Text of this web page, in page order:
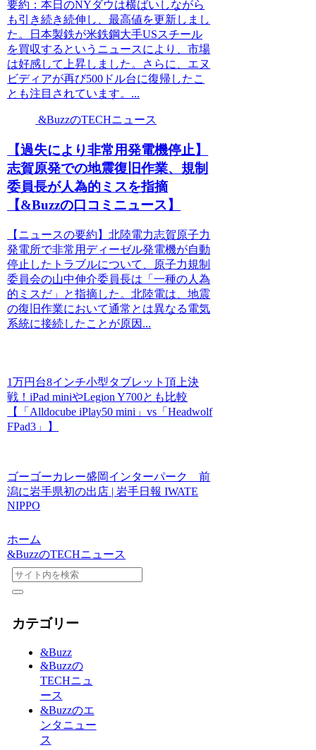
要約：本日のNYダウは横ばいしながら
も引き続き続伸し、最高値を更新しまし
た。日本製鉄が米鉄鋼大手USスチール
を買収するというニュースにより、市場
は好感して上昇しました。さらに、エヌ
ビディアが再び500ドル台に復帰したこ
とも注目されています。...
&BuzzのTECHニュース
【過失により非常用発電機停止】
志賀原発での地震復旧作業、規制
委員長が人為的ミスを指摘
【&Buzzの口コミニュース】
【ニュースの要約】北陸電力志賀原子力
発電所で非常用ディーゼル発電機が自動
停止したトラブルについて、原子力規制
委員会の山中伸介委員長は「一種の人為
的ミスだ」と指摘した。北陸電は、地震
の復旧作業において通常とは異なる電気
系統に接続したことが原因...
1万円台8インチ小型タブレット頂上決
戦！iPad miniやLegion Y700とも比較
【「Alldocube iPlay50 mini」vs「Headwolf
FPad3」】
ゴーゴーカレー盛岡インターパーク 前
潟に岩手県初の出店 | 岩手日報 IWATE
NIPPO
ホーム
&BuzzのTECHニュース
カテゴリー
&Buzz
&Buzzの
TECHニュ
ース
&Buzzのエ
ンタニュー
ス